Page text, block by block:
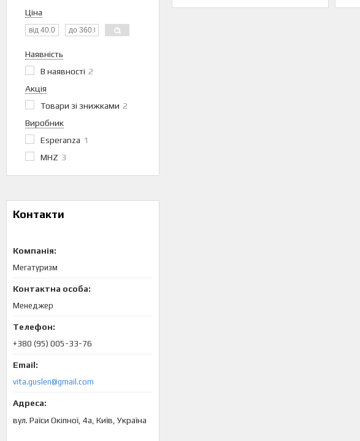
Ціна
Наявність
В наявності 2
Акція
Товари зі знижками 2
Виробник
Esperanza 1
MHZ 3
Контакти
Мегатуризм
Менеджер
+380 (95) 005-33-76
vita.guslen@gmail.com
вул. Раїси Окіпної, 4а, Київ, Україна